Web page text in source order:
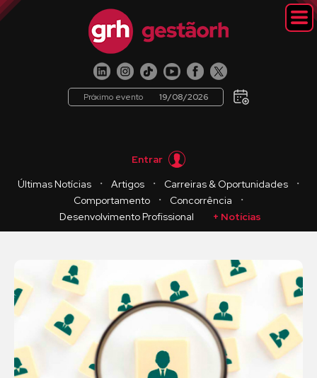
Próximo evento 19/08/2026
Entrar
Últimas Notícias
・ Artigos ・ Carreiras & Oportunidades
・
Comportamento
・ Concorrência
・
Desenvolvimento Profissional
+ Notícias